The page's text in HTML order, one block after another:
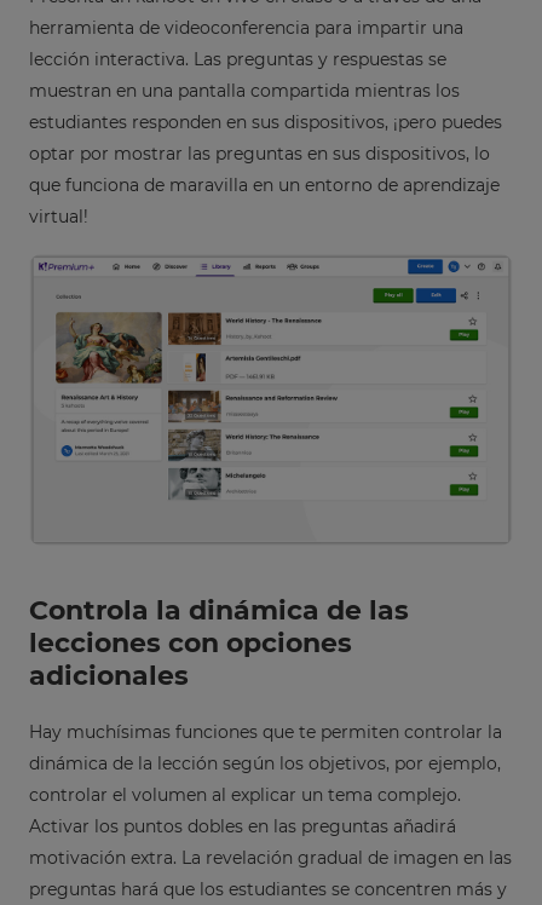
herramienta de videoconferencia para impartir una
lección interactiva. Las preguntas y respuestas se
muestran en una pantalla compartida mientras los
estudiantes responden en sus dispositivos, ¡pero puedes
optar por mostrar las preguntas en sus dispositivos, lo
que funciona de maravilla en un entorno de aprendizaje
virtual!
Controla la dinámica de las
lecciones con opciones
adicionales
Hay muchísimas funciones que te permiten controlar la
dinámica de la lección según los objetivos, por ejemplo,
controlar el volumen al explicar un tema complejo.
Activar los puntos dobles en las preguntas añadirá
motivación extra. La revelación gradual de imagen en las
preguntas hará que los estudiantes se concentren más y